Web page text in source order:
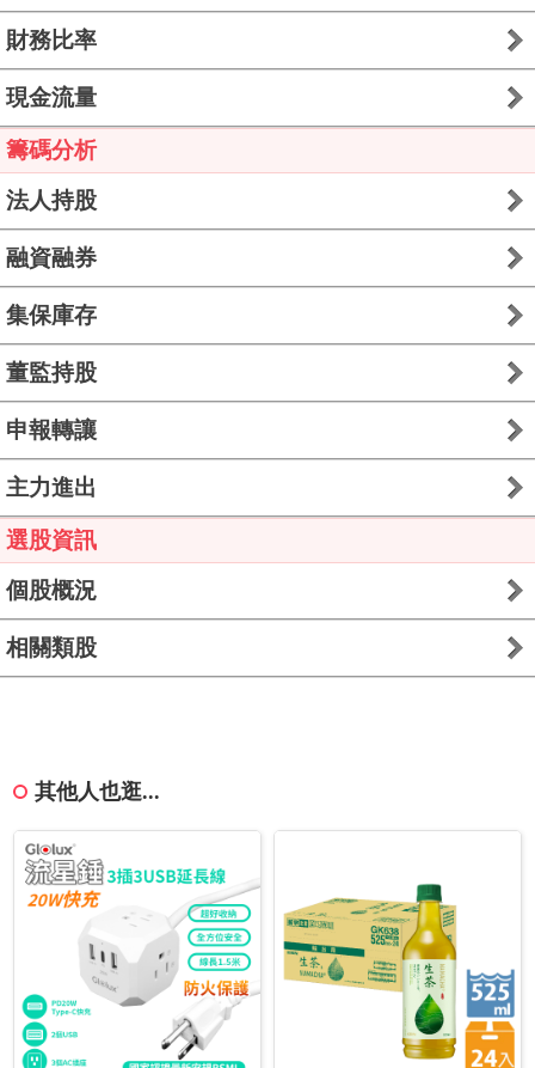
財務比率
現金流量
籌碼分析
法人持股
融資融券
集保庫存
董監持股
申報轉讓
主力進出
選股資訊
個股概況
相關類股
其他人也逛...